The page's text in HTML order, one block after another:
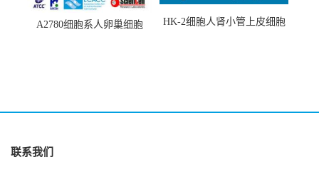
A2780细胞系人卵巢细胞
HK-2细胞人肾小管上皮细胞
联系我们